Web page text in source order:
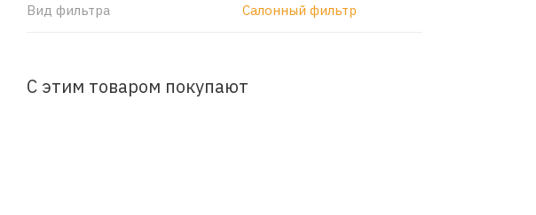
Вид фильтра Салонный фильтр
С этим товаром покупают